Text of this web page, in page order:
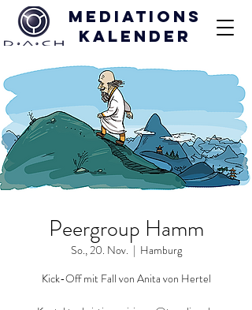
Mediations
kalender
Peergroup Hamm
So., 20. Nov.
  |
Hamburg
Kick-Off mit Fall von Anita von Hertel